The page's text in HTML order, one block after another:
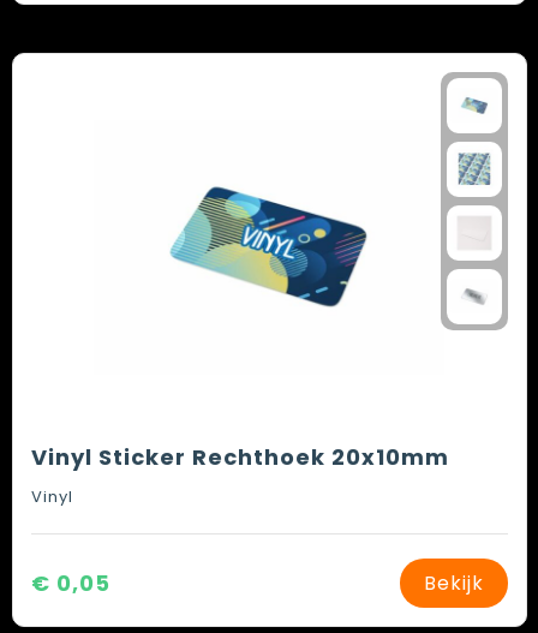
Vinyl Sticker Rechthoek 20x10mm
Vinyl
€ 0,05 Bekijk